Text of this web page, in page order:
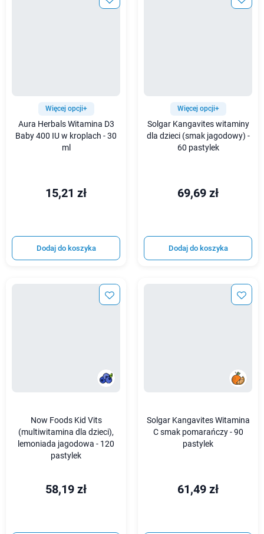
Więcej opcji+
Aura Herbals Witamina D3
Baby 400 IU w kroplach - 30
ml
15,21 zł
Dodaj do koszyka
Więcej opcji+
Solgar Kangavites witaminy
dla dzieci (smak jagodowy) -
60 pastylek
69,69 zł
Dodaj do koszyka
Now Foods Kid Vits
(multiwitamina dla dzieci),
lemoniada jagodowa - 120
pastylek
58,19 zł
Solgar Kangavites Witamina
C smak pomarańczy - 90
pastylek
61,49 zł